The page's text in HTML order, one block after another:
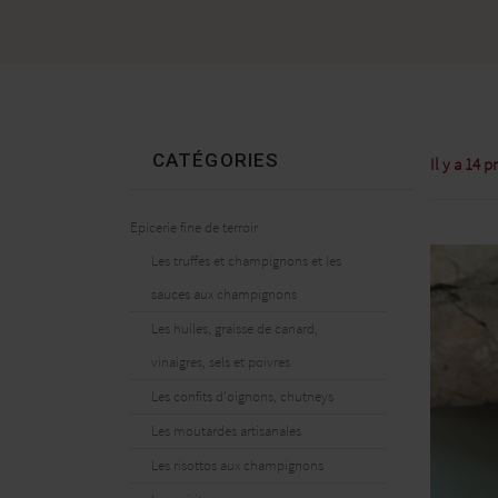
CATÉGORIES
Epicerie fine de terroir
Les truffes et champignons et les
sauces aux champignons
Les huiles, graisse de canard,
vinaigres, sels et poivres
Les confits d'oignons, chutneys
Les moutardes artisanales
Les risottos aux champignons
Il y a 14